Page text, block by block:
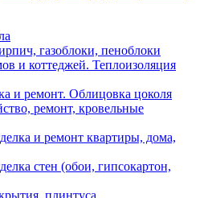
газоблоки, пеноблоки
и коттеджей. Теплоизоляция
и ремонт. Облицовка цоколя
ремонт, кровельные
и ремонт квартиры, дома,
стен (обои, гипсокартон,
плинтуса